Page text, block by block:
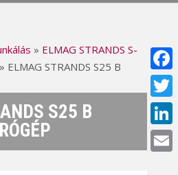
» ELMAG STRANDS S-
» ELMAG STRANDS S25 B
S25 B